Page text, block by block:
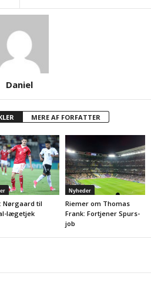
Daniel
MERE AF FORFATTER
Nørgaard til
lægetjek
Nyheder
Riemer om Thomas
Frank: Fortjener Spurs-
job